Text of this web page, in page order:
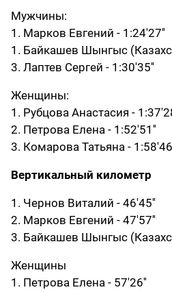
Мужчины:
1. Марков Евгений - 1:24'27''
1. Байкашев Шынгыс
3. Лаптев Сергей - 1:30'35''
Женщины:
1. Рубцова Анастасия -
2. Петрова Елена - 1:52'51''
3. Комарова Татьяна -
Вертикальный километр
1. Чернов Виталий - 46'45''
2. Марков Евгений - 47'57''
3. Байкашев Шынгыс
Женщины
1. Петрова Елена - 57'26''